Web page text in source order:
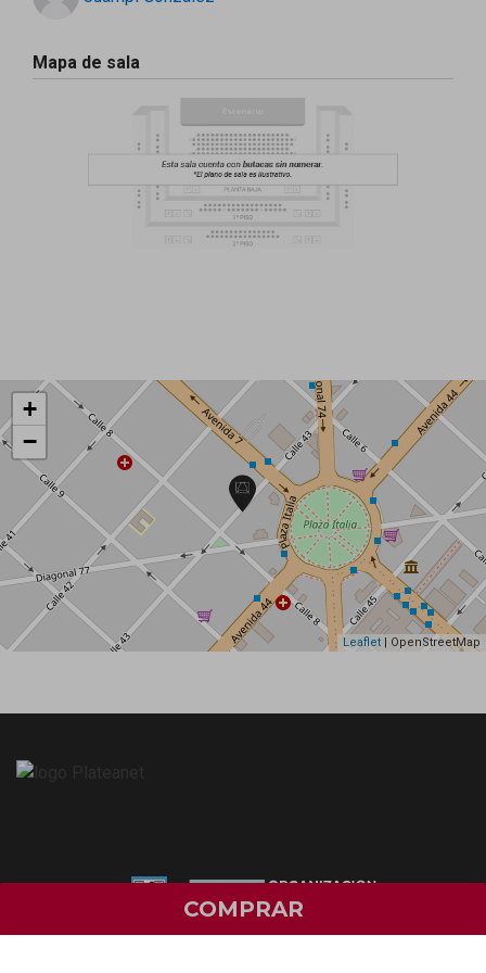
COMPRAR
Mapa de sala
+
−
Leaflet | OpenStreetMap